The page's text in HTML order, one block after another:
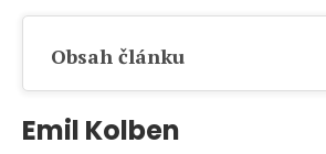
Obsah článku
Emil Kolben